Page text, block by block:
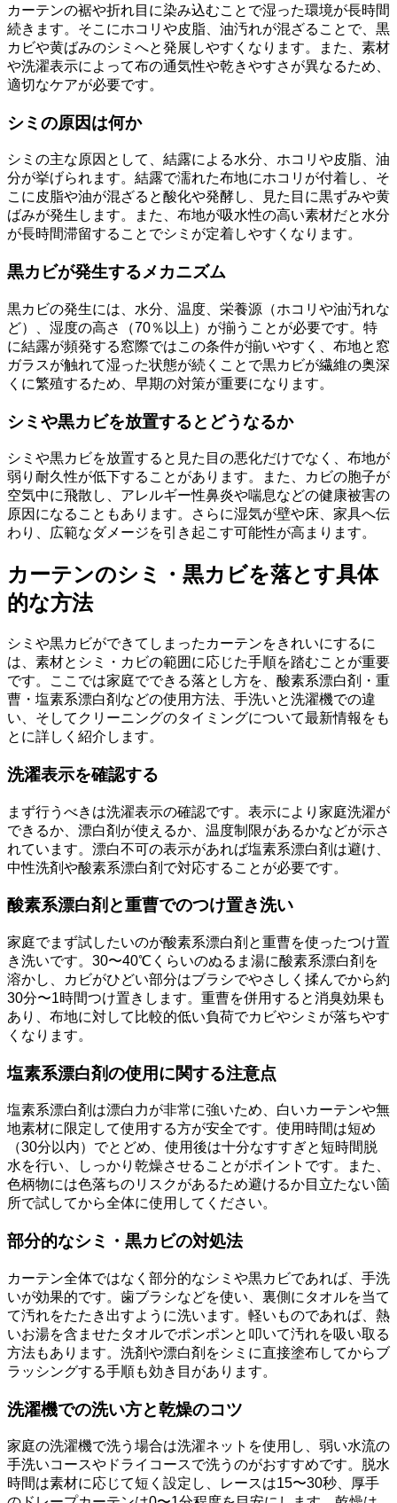
カーテンの裾や折れ目に染み込むことで湿った環境が長時間
続きます。そこにホコリや皮脂、油汚れが混ざることで、黒
カビや黄ばみのシミへと発展しやすくなります。また、素材
や洗濯表示によって布の通気性や乾きやすさが異なるため、
適切なケアが必要です。
シミの原因は何か
シミの主な原因として、結露による水分、ホコリや皮脂、油
分が挙げられます。結露で濡れた布地にホコリが付着し、そ
こに皮脂や油が混ざると酸化や発酵し、見た目に黒ずみや黄
ばみが発生します。また、布地が吸水性の高い素材だと水分
が長時間滞留することでシミが定着しやすくなります。
黒カビが発生するメカニズム
黒カビの発生には、水分、温度、栄養源（ホコリや油汚れな
ど）、湿度の高さ（70％以上）が揃うことが必要です。特
に結露が頻発する窓際ではこの条件が揃いやすく、布地と窓
ガラスが触れて湿った状態が続くことで黒カビが繊維の奥深
くに繁殖するため、早期の対策が重要になります。
シミや黒カビを放置するとどうなるか
シミや黒カビを放置すると見た目の悪化だけでなく、布地が
弱り耐久性が低下することがあります。また、カビの胞子が
空気中に飛散し、アレルギー性鼻炎や喘息などの健康被害の
原因になることもあります。さらに湿気が壁や床、家具へ伝
わり、広範なダメージを引き起こす可能性が高まります。
カーテンのシミ・黒カビを落とす具体
的な方法
シミや黒カビができてしまったカーテンをきれいにするに
は、素材とシミ・カビの範囲に応じた手順を踏むことが重要
です。ここでは家庭でできる落とし方を、酸素系漂白剤・重
曹・塩素系漂白剤などの使用方法、手洗いと洗濯機での違
い、そしてクリーニングのタイミングについて最新情報をも
とに詳しく紹介します。
洗濯表示を確認する
まず行うべきは洗濯表示の確認です。表示により家庭洗濯が
できるか、漂白剤が使えるか、温度制限があるかなどが示さ
れています。漂白不可の表示があれば塩素系漂白剤は避け、
中性洗剤や酸素系漂白剤で対応することが必要です。
酸素系漂白剤と重曹でのつけ置き洗い
家庭でまず試したいのが酸素系漂白剤と重曹を使ったつけ置
き洗いです。30〜40℃くらいのぬるま湯に酸素系漂白剤を
溶かし、カビがひどい部分はブラシでやさしく揉んでから約
30分〜1時間つけ置きします。重曹を併用すると消臭効果も
あり、布地に対して比較的低い負荷でカビやシミが落ちやす
くなります。
塩素系漂白剤の使用に関する注意点
塩素系漂白剤は漂白力が非常に強いため、白いカーテンや無
地素材に限定して使用する方が安全です。使用時間は短め
（30分以内）でとどめ、使用後は十分なすすぎと短時間脱
水を行い、しっかり乾燥させることがポイントです。また、
色柄物には色落ちのリスクがあるため避けるか目立たない箇
所で試してから全体に使用してください。
部分的なシミ・黒カビの対処法
カーテン全体ではなく部分的なシミや黒カビであれば、手洗
いが効果的です。歯ブラシなどを使い、裏側にタオルを当て
て汚れをたたき出すように洗います。軽いものであれば、熱
いお湯を含ませたタオルでポンポンと叩いて汚れを吸い取る
方法もあります。洗剤や漂白剤をシミに直接塗布してからブ
ラッシングする手順も効き目があります。
洗濯機での洗い方と乾燥のコツ
家庭の洗濯機で洗う場合は洗濯ネットを使用し、弱い水流の
手洗いコースやドライコースで洗うのがおすすめです。脱水
時間は素材に応じて短く設定し、レースは15〜30秒、厚手